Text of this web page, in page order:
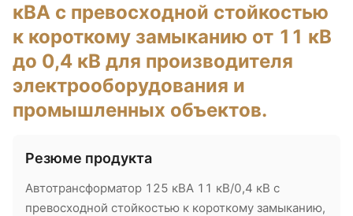
кВА с превосходной стойкостью
к короткому замыканию от 11 кВ
до 0,4 кВ для производителя
электрооборудования и
промышленных объектов.
Резюме продукта
Автотрансформатор 125 кВА 11 кВ/0,4 кВ с
превосходной стойкостью к короткому замыканию,